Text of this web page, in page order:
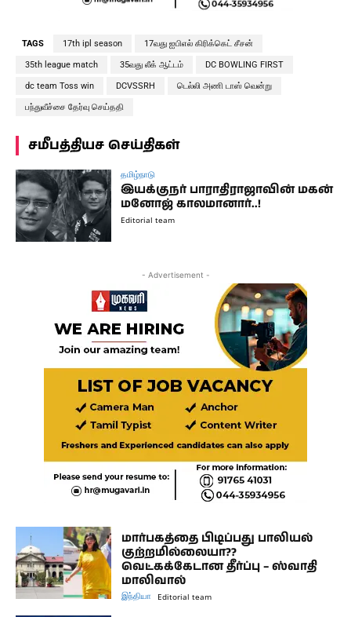
TAGS 17th ipl season 17வது ஐபிஎல் கிரிக்கெட் சீசன்
35th league match 35வது லீக் ஆட்டம் DC BOWLING FIRST
dc team Toss win DCVSSRH டெல்லி அணி டாஸ் வென்று
பந்துவீச்சை தேர்வு செய்ததி
சமீபத்தியச செய்திகள்
தமிழ்நாடு
இயக்குநர் பாராதிராஜாவின் மகன்
மனோஜ் காலமானார்..!
Editorial team
- Advertisement -
மார்பகத்தை பிடிப்பது பாலியல்
குற்றமில்லையா??
வெட்கக்கேடான தீர்ப்பு – ஸ்வாதி
மாலிவால்
இந்தியா Editorial team